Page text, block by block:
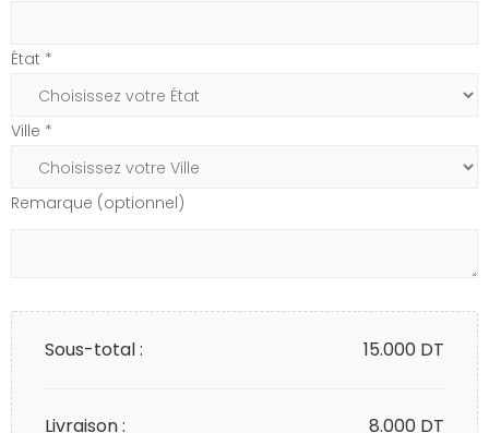
État *
Ville *
Remarque (optionnel)
Sous-total : 15.000 DT
Livraison : 8.000 DT